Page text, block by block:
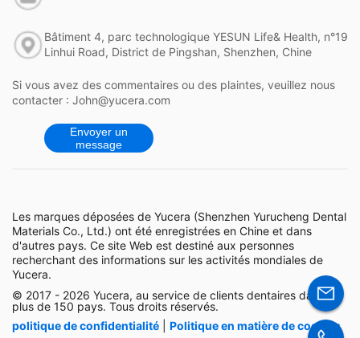
Bâtiment 4, parc technologique YESUN Life& Health, n°19
Linhui Road, District de Pingshan, Shenzhen, Chine
Si vous avez des commentaires ou des plaintes, veuillez nous
contacter : John@yucera.com
Envoyer un
message
Les marques déposées de Yucera (Shenzhen Yurucheng Dental
Materials Co., Ltd.) ont été enregistrées en Chine et dans
d'autres pays. Ce site Web est destiné aux personnes
recherchant des informations sur les activités mondiales de
Yucera.
© 2017 - 2026 Yucera, au service de clients dentaires dans
plus de 150 pays. Tous droits réservés.
politique de confidentialité
Politique en matière de cookies